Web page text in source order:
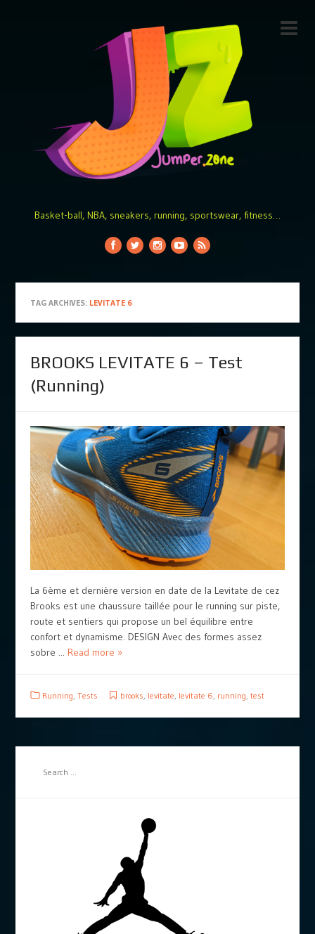
Basket-ball, NBA, sneakers, running, sportswear, fitness…
TAG ARCHIVES: LEVITATE 6
BROOKS LEVITATE 6 – Test
(Running)
La 6ème et dernière version en date de la Levitate de cez
Brooks est une chaussure taillée pour le running sur piste,
route et sentiers qui propose un bel équilibre entre
confort et dynamisme. DESIGN Avec des formes assez
sobre ... Read more »
Running, Tests brooks, levitate, levitate 6, running, test